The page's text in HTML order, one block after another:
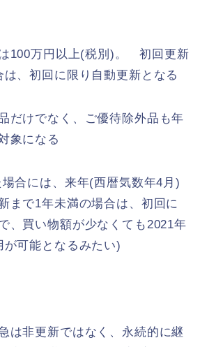
100万円以上(税別)。 初回更新
は、初回に限り自動更新となる
だけでなく、ご優待除外品も年
象になる
合には、来年(西暦気数年4月)
で1年未満の場合は、初回に
、買い物額が少なくても2021年
可能となるみたい)
は非更新ではなく、永続的に継